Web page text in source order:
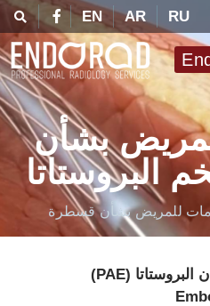
RU
AR
EN
بشأن
للمريض بشأن قسطرة
(
PAE)